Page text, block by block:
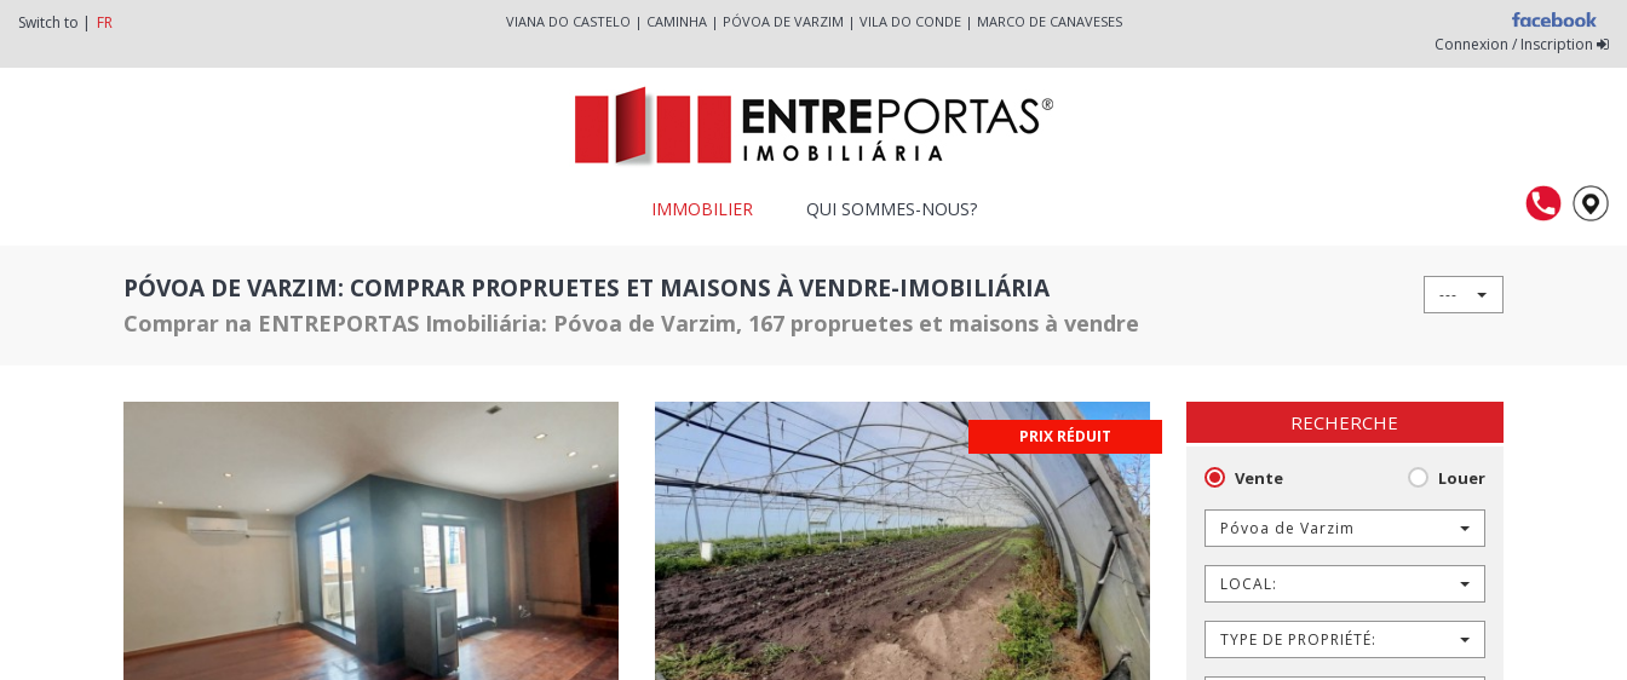
Switch to | FR VIANA DO CASTELO | CAMINHA| PÓVOA DE VARZIM | VILA DO CONDE| MARCO DE CANAVESES
Connexion / Inscription
IMMOBILIER QUI SOMMES-NOUS?
PÓVOA DE VARZIM: COMPRAR PROPRUETES ET MAISONS À VENDRE-IMOBILIÁRIA
Comprar na ENTREPORTAS Imobiliária: Póvoa de Varzim, 167 propruetes et maisons à vendre
---
PRIX RÉDUIT
RECHERCHE
Vente Louer
Póvoa de Varzim
LOCAL:
TYPE DE PROPRIÉTÉ: